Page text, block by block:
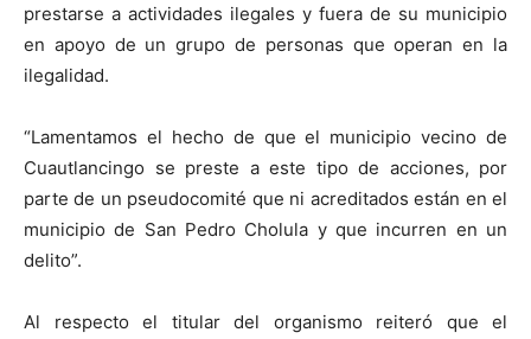
prestarse a actividades ilegales y fuera de su municipio
en apoyo de un grupo de personas que operan en la
ilegalidad.
“Lamentamos el hecho de que el municipio vecino de
Cuautlancingo se preste a este tipo de acciones, por
parte de un pseudocomité que ni acreditados están en el
municipio de San Pedro Cholula y que incurren en un
delito”.
Al respecto el titular del organismo reiteró que el